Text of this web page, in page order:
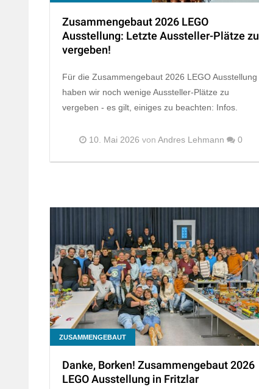
Zusammengebaut 2026 LEGO
Ausstellung: Letzte Aussteller-Plätze zu
vergeben!
Für die Zusammengebaut 2026 LEGO Ausstellung
haben wir noch wenige Aussteller-Plätze zu
vergeben - es gilt, einiges zu beachten: Infos.
10. Mai 2026 vonAndres Lehmann 0
ZUSAMMENGEBAUT
Danke, Borken! Zusammengebaut 2026
LEGO Ausstellung in Fritzlar